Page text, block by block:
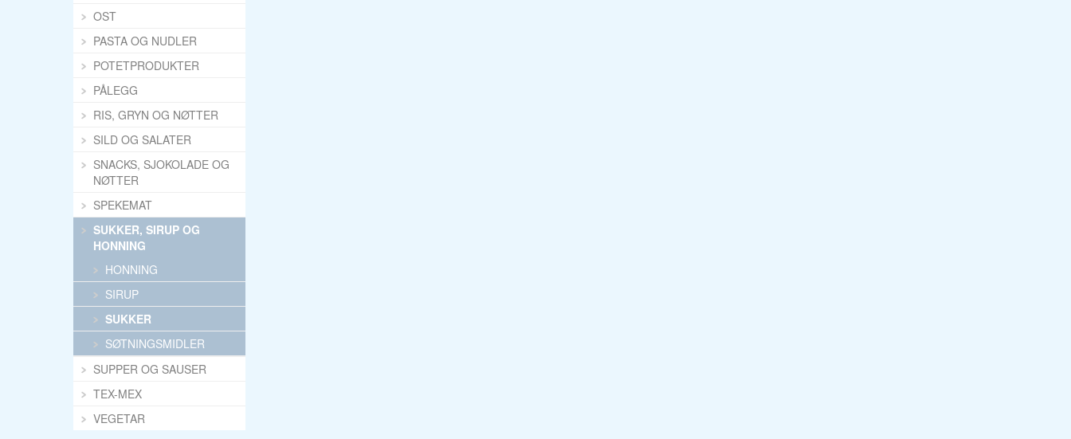
OST
PASTA OG NUDLER
POTETPRODUKTER
PÅLEGG
RIS, GRYN OG NØTTER
SILD OG SALATER
SNACKS, SJOKOLADE OG
NØTTER
SPEKEMAT
SUKKER, SIRUP OG
HONNING
HONNING
SIRUP
SUKKER
SØTNINGSMIDLER
SUPPER OG SAUSER
TEX-MEX
VEGETAR